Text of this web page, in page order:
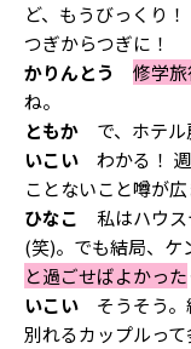
ど、もうびっくり
つぎからつぎに！
かりんとう
修学
ね。
ともか で、ホテル
いこい わかる！
ことないこと噂が広
ひなこ 私はハウス
(笑)。でも結局、
と過ごせばよかった
いこい そうそう。
別れるカップルって